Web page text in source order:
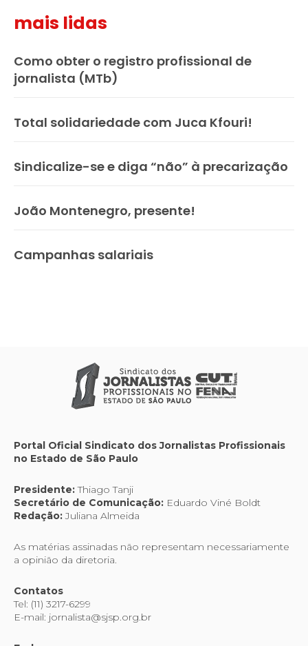
mais lidas
Como obter o registro profissional de
jornalista (MTb)
Total solidariedade com Juca Kfouri!
Sindicalize-se e diga “não” à precarização
João Montenegro, presente!
Campanhas salariais
Portal Oficial Sindicato dos Jornalistas Profissionais
no Estado de São Paulo
Presidente:Thiago Tanji
Secretário de Comunicação: Eduardo Viné Boldt
Redação:Juliana Almeida
As matérias assinadas não representam necessariamente
a opinião da diretoria.
Contatos
Tel: (11) 3217-6299
E-mail: jornalista@sjsp.org.br